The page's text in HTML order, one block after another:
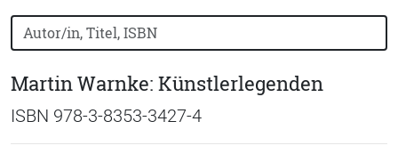
Bücher nach Buchtitel, Autorennamen oder ISBN
Martin Warnke: Künstlerlegenden
ISBN 978-3-8353-3427-4